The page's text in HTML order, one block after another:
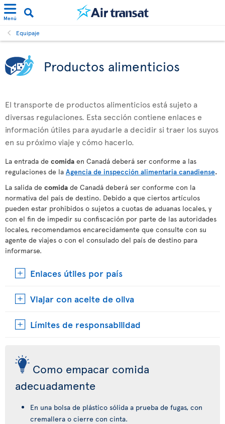
Menú
Equipaje
Productos alimenticios
El transporte de productos alimenticios está sujeto a
diversas regulaciones. Esta sección contiene enlaces e
información útiles para ayudarle a decidir si traer los suyos
en su próximo viaje y cómo hacerlo.
La entrada de comida en Canadá deberá ser conforme a las
regulaciones de la Agencia de inspección alimentaria canadiense.
La salida de comida de Canadá deberá ser conforme con la
normativa del país de destino. Debido a que ciertos artículos
pueden estar prohibidos o sujetos a cuotas de aduanas locales, y
con el fin de impedir su confiscación por parte de las autoridades
locales, recomendamos encarecidamente que consulte con su
agente de viajes o con el consulado del país de destino para
informarse.
Enlaces útiles por país
Viajar con aceite de oliva
Límites de responsabilidad
Como empacar comida
adecuadamente
En una bolsa de plástico sólida a prueba de fugas, con
cremallera o cierre con cinta.